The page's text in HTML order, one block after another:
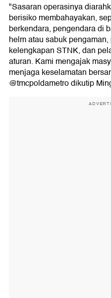
"Sasaran operasinya
berisiko membahayakan,
berkendara, pengendara di
helm atau sabuk
kelengkapan STNK, dan
aturan. Kami mengajak
menjaga keselamatan
@tmcpoldametro dikutip